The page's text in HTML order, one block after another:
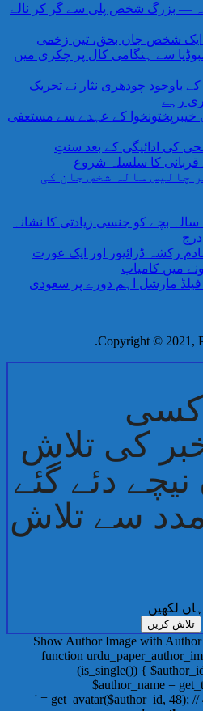
— بزرگ شخص پلی سے گر کر نالے
ایک شخص جاں بحق، تین زخمی
سے ہنگامی کال پر چکری میں
باوجود چودھری نثار نے تحریک
رہے
خیبرپختونخوا کے عہدے سے مستعفی
کی ادائیگی کے بعد سنتِ
قربانی کا سلسلہ شروع
چالیس سالہ شخص جان کی
جہلم پولیس کی کارروائی،10 سالہ بچے کو جنسی زیادتی کا نشانہ
درج
رکشہ ڈرائیور اور ایک عورت
میں کامیاب
مارشل اہم دورے پر سعودی
Copyright © 2021,
کسی
کی تلاش
نیچے دئے گئے
سے تلاش
لکھیں
// Show Author Image with
function
(is_single()) {
$author_name =
get_avatar($author_id, 48); //